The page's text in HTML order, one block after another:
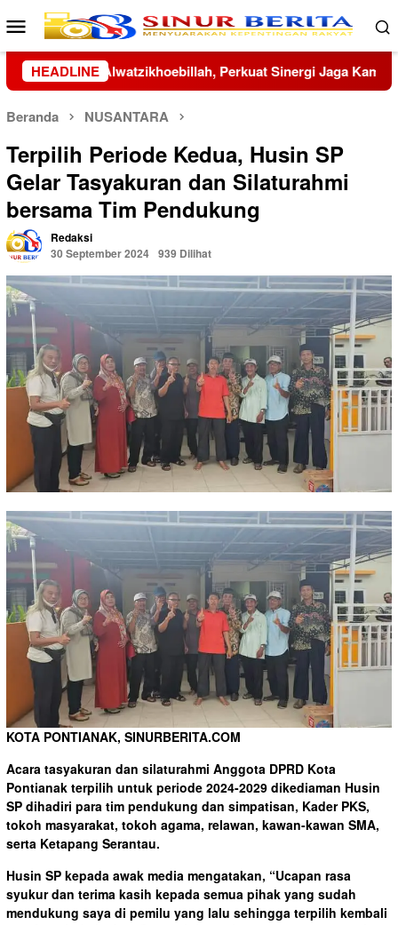
Loncat
ke
konten
Menu
Mobile
HEADLINE
Jaga Kamtibmas Famoni Gulo Bungkam Soal
Beranda NUSANTARA
Terpilih Periode Kedua, Husin SP
Gelar Tasyakuran dan Silaturahmi
bersama Tim Pendukung
Redaksi
30 September 2024 939 Dilihat
KOTA PONTIANAK, SINURBERITA.COM
Acara tasyakuran dan silaturahmi Anggota DPRD Kota
Pontianak terpilih untuk periode 2024-2029 dikediaman Husin
SP dihadiri para tim pendukung dan simpatisan, Kader PKS,
tokoh masyarakat, tokoh agama, relawan, kawan-kawan SMA,
serta Ketapang Serantau.
Husin SP kepada awak media mengatakan, “Ucapan rasa
syukur dan terima kasih kepada semua pihak yang sudah
mendukung saya di pemilu yang lalu sehingga terpilih kembali